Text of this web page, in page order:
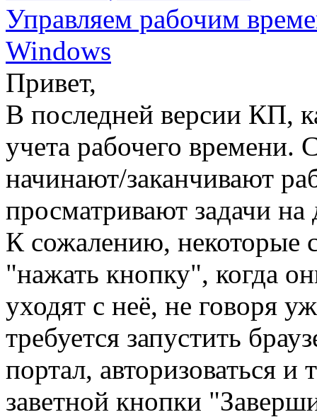
Управляем рабочим
Windows
Привет,
В последней версии КП,
учета рабочего времени.
начинают/заканчивают
просматривают задачи на
К сожалению, некоторые
"нажать кнопку", когда
уходят с неё, не говоря
требуется запустить
портал, авторизоваться
заветной кнопки